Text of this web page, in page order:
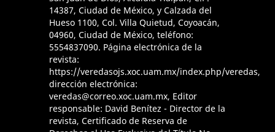
14387, Ciudad de México, y Calzada del
Hueso 1100, Col. Villa Quietud, Coyoacán,
04960, Ciudad de México, teléfono:
5554837090. Página electrónica de la
revista:
https://veredasojs.xoc.uam.mx/index.php/veredas,
dirección electrónica:
veredas@correo.xoc.uam.mx, Editor
responsable: David Benítez - Director de la
revista, Certificado de Reserva de